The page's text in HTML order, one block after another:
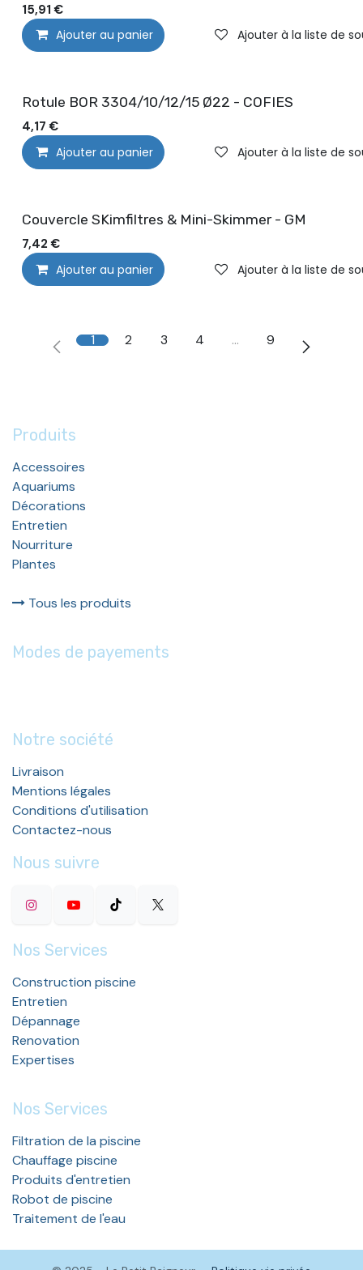
15,91 €
Ajouter au panier
Ajouter à la liste de
Rotule BOR 3304/10/12/15 Ø22 - COFIES
4,17 €
Ajouter au panier
Ajouter à la liste de
Couvercle SKimfiltres & Mini-Skimmer - GM
7,42 €
Ajouter au panier
Ajouter à la liste de
1 2 3 4 … 9
Produits
Accessoires
Aquariums
Décorations
Entretien
Nourriture
Plantes
Tous les produits
Modes de payements
Notre société
Livraison
Mentions légales
Conditions d'utilisation
Contactez-nous
Nous suivre
Nos Services
Construction piscine
Entretien
Dépannage
Renovation
Expertises
Nos Services
Filtration de la piscine
Chauffage piscine
Produits d'entretien
Robot de piscine
Traitement de l'eau